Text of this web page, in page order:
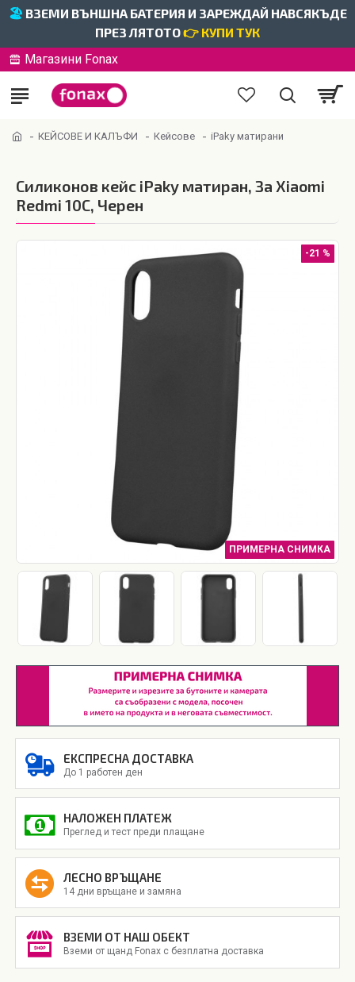
🏖️ ВЗЕМИ ВЪНШНА БАТЕРИЯ И ЗАРЕЖДАЙ НАВСЯКЪДЕ
ПРЕЗ ЛЯТОТО👉 КУПИ ТУК
Магазини Fonax
КЕЙСОВЕ И КАЛЪФИ Кейсове iPaky матирани
Силиконов кейс iPaky матиран, За Xiaomi
Redmi 10C, Черен
ПРИМЕРНА СНИМКА
-21 %
ЕКСПРЕСНА ДОСТАВКА
До 1 работен ден
НАЛОЖЕН ПЛАТЕЖ
Преглед и тест преди плащане
ЛЕСНО ВРЪЩАНЕ
14 дни връщане и замяна
ВЗЕМИ ОТ НАШ ОБЕКТ
Вземи от щанд Fonax с безплатна доставка